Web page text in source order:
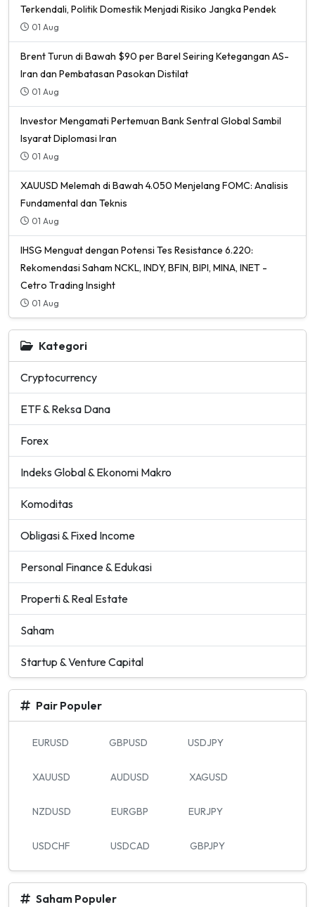
Terkendali, Politik Domestik Menjadi Risiko Jangka Pendek
01 Aug
Brent Turun di Bawah $90 per Barel Seiring Ketegangan AS-
Iran dan Pembatasan Pasokan Distilat
01 Aug
Investor Mengamati Pertemuan Bank Sentral Global Sambil
Isyarat Diplomasi Iran
01 Aug
XAUUSD Melemah di Bawah 4.050 Menjelang FOMC: Analisis
Fundamental dan Teknis
01 Aug
IHSG Menguat dengan Potensi Tes Resistance 6.220:
Rekomendasi Saham NCKL, INDY, BFIN, BIPI, MINA, INET -
Cetro Trading Insight
01 Aug
Kategori
Cryptocurrency
ETF & Reksa Dana
Forex
Indeks Global & Ekonomi Makro
Komoditas
Obligasi & Fixed Income
Personal Finance & Edukasi
Properti & Real Estate
Saham
Startup & Venture Capital
Pair Populer
EURUSD GBPUSD USDJPY
XAUUSD AUDUSD XAGUSD
NZDUSD EURGBP EURJPY
USDCHF USDCAD GBPJPY
Saham Populer